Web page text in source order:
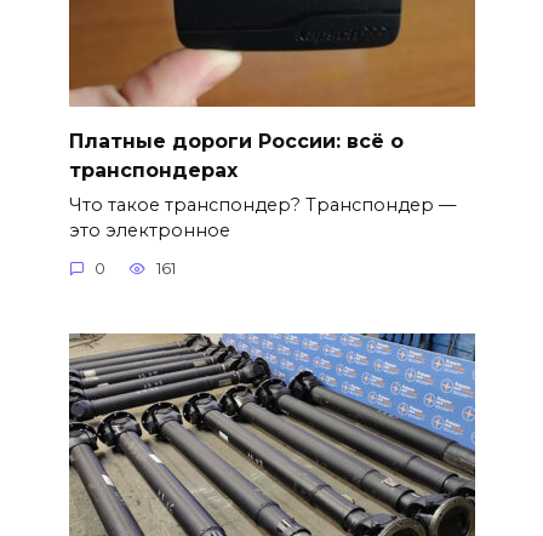
Платные дороги России: всё о
транспондерах
Что такое транспондер? Транспондер —
это электронное
0 161